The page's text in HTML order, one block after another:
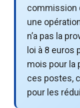
commission
une
n’a pas la
loi à 8 euros
mois pour la
ces postes,
pour les